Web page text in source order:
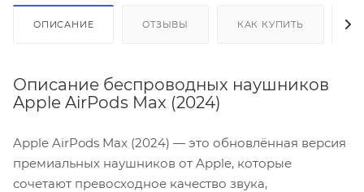
ОПИСАНИЕ ОТЗЫВЫ КАК КУПИТЬ
Описание беспроводных наушников
Apple AirPods Max (2024)
Apple AirPods Max (2024) — это обновлённая версия
премиальных наушников от Apple, которые
сочетают превосходное качество звука,